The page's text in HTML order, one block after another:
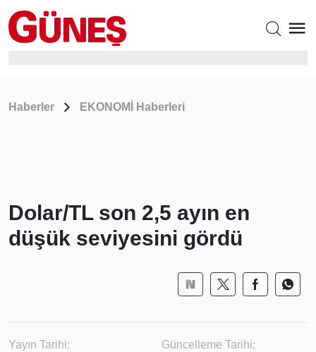
Haberler EKONOMİ Haberleri
Dolar/TL son 2,5 ayın en
düşük seviyesini gördü
Yayın Tarihi:
Güncelleme Tarihi: